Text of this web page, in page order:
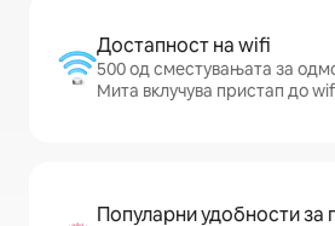
Достапност на wifi
500 од сместувањата за
Мита вклучува пристап до
Популарни удобности за